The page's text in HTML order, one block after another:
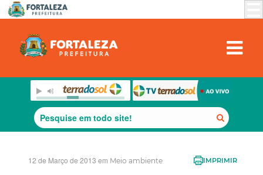
12 de Março de 2013 em Meio ambiente IMPRIMIR